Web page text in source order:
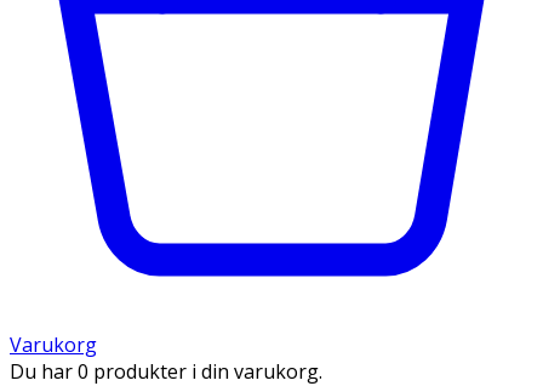
Varukorg
Du har 0 produkter i din varukorg.